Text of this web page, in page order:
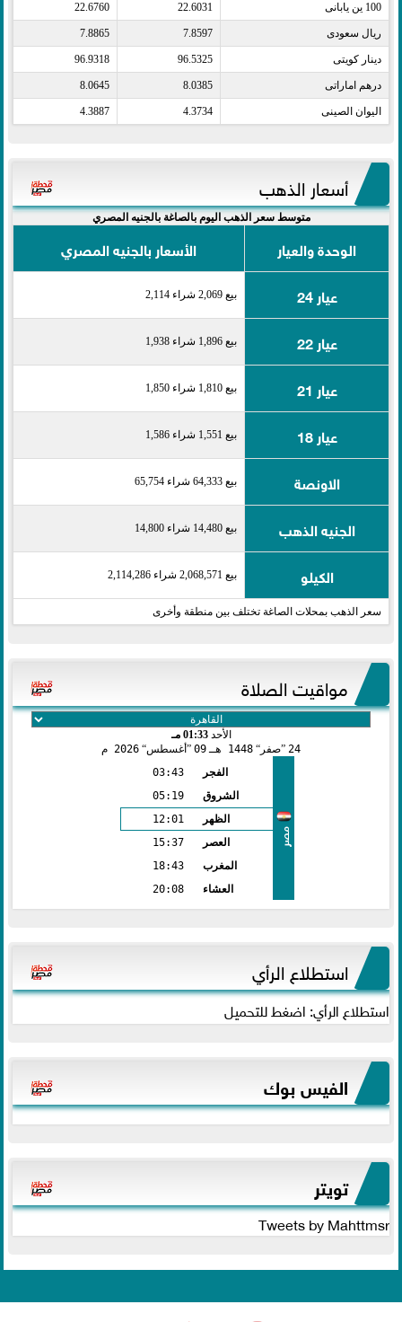
100 ين يابانى​ 22.6031
22.6760
ريال سعودى​ 7.8597
7.8865
دينار كويتى​ 96.5325
96.9318
درهم اماراتى​ 8.0385
8.0645
اليوان الصينى​ 4.3734
4.3887
أسعار الذهب
متوسط سعر الذهب اليوم بالصاغة بالجنيه المصري
الوحدة والعيار
الأسعار بالجنيه المصري
عيار 24
بيع 2,069 شراء 2,114
عيار 22 بيع 1,896 شراء 1,938
عيار 21 بيع 1,810 شراء 1,850
عيار 18 بيع 1,551 شراء 1,586
الاونصة بيع 64,333 شراء 65,754
الجنيه الذهب بيع 14,480 شراء 14,800
الكيلو بيع 2,068,571 شراء 2,114,286
سعر الذهب بمحلات الصاغة تختلف بين منطقة وأخرى
مواقيت الصلاة
الأحد01:33 مـ
24 صفر 1448 هـ 09 أغسطس 2026 م
مصر
الفجر
03:43
الشروق
05:19
الظهر
12:01
العصر
15:37
المغرب
18:43
العشاء
20:08
استطلاع الرأي
استطلاع الرأي: اضغط للتحميل
الفيس بوك
تويتر
Tweets by Mahttmsr